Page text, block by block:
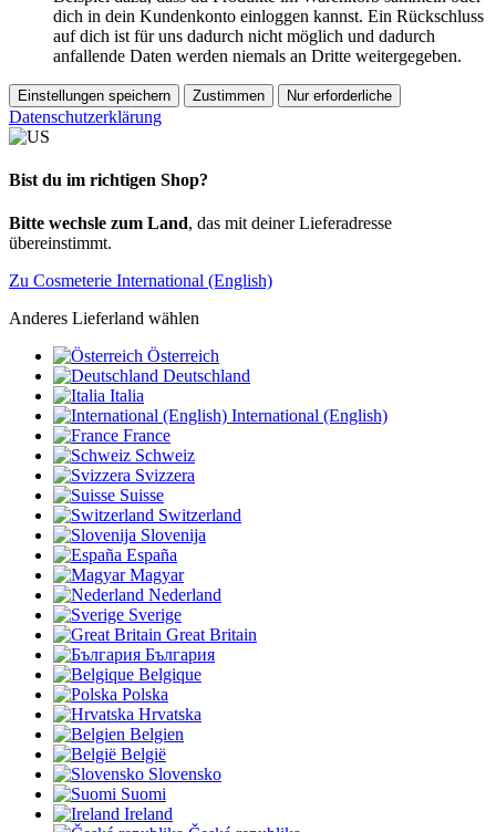
dich in dein Kundenkonto einloggen kannst. Ein Rückschluss
auf dich ist für uns dadurch nicht möglich und dadurch
anfallende Daten werden niemals an Dritte weitergegeben.
Einstellungen speichern Zustimmen Nur erforderliche
Datenschutzerklärung
Bist du im richtigen Shop?
Bitte wechsle zum Land, das mit deiner Lieferadresse
übereinstimmt.
Zu Cosmeterie International (English)
Anderes Lieferland wählen
Österreich
Deutschland
Italia
International (English)
France
Schweiz
Svizzera
Suisse
Switzerland
Slovenija
España
Magyar
Nederland
Sverige
Great Britain
България
Belgique
Polska
Hrvatska
Belgien
België
Slovensko
Suomi
Ireland